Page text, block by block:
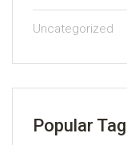
Uncategorized
Popular